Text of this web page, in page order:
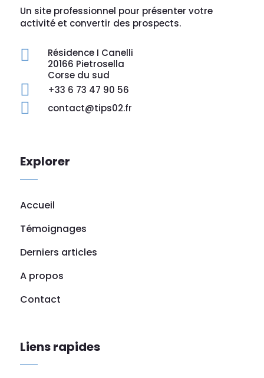
Un site professionnel pour présenter votre
activité et convertir des prospects.

Résidence I Canelli
20166 Pietrosella
Corse du sud
 +33 6 73 47 90 56
 contact@tips02.fr
Explorer
Accueil
Témoignages
Derniers articles
A propos
Contact
Liens rapides